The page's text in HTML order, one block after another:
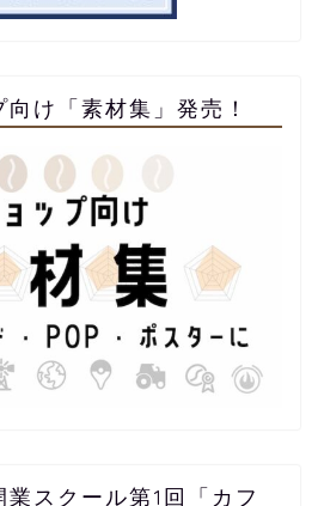
け「素材集」発売！
業スクール第1回「カフ